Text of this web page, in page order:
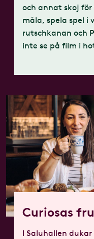
och annat skoj för
måla, spela spel i
rutschkanan och
inte se på film i
Curiosas
I Saluhallen